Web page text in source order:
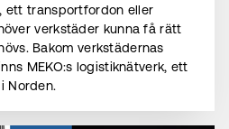
ett transportfordon eller
verkstäder kunna få rätt
Bakom verkstädernas
MEKO:s logistiknätverk, ett
Norden.